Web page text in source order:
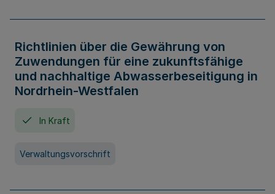
Richtlinien über die Gewährung von
Zuwendungen für eine zukunftsfähige
und nachhaltige Abwasserbeseitigung in
Nordrhein-Westfalen
In Kraft
Verwaltungsvorschrift